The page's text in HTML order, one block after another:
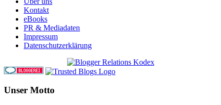
Kontakt
eBooks
PR & Mediadaten
Impressum
Datenschutzerklärung
Unser Motto